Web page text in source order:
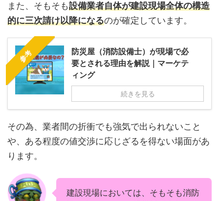
また、そもそも設備業者自体が建設現場全体の構造
的に三次請け以降になるのが確定しています。
参考
防災屋（消防設備士）が現場で必
要とされる理由を解説｜マーケテ
ィング
続きを見る
その為、業者間の折衝でも強気で出られないこと
や、ある程度の値交渉に応じざるを得ない場面があ
ります。
建設現場においては、そもそも消防